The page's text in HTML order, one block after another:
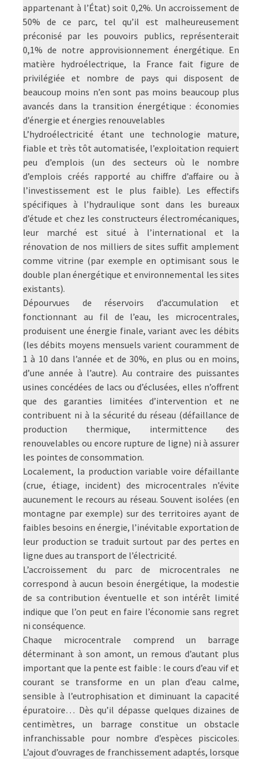
appartenant à l’État) soit 0,2%. Un accroissement de
50% de ce parc, tel qu’il est malheureusement
préconisé par les pouvoirs publics, représenterait
0,1% de notre approvisionnement énergétique. En
matière hydroélectrique, la France fait figure de
privilégiée et nombre de pays qui disposent de
beaucoup moins n’en sont pas moins beaucoup plus
avancés dans la transition énergétique : économies
d’énergie et énergies renouvelables
L’hydroélectricité étant une technologie mature,
fiable et très tôt automatisée, l’exploitation requiert
peu d’emplois (un des secteurs où le nombre
d’emplois créés rapporté au chiffre d’affaire ou à
l’investissement est le plus faible). Les effectifs
spécifiques à l’hydraulique sont dans les bureaux
d’étude et chez les constructeurs électromécaniques,
leur marché est situé à l’international et la
rénovation de nos milliers de sites suffit amplement
comme vitrine (par exemple en optimisant sous le
double plan énergétique et environnemental les sites
existants).
Dépourvues de réservoirs d’accumulation et
fonctionnant au fil de l’eau, les microcentrales,
produisent une énergie finale, variant avec les débits
(les débits moyens mensuels varient couramment de
1 à 10 dans l’année et de 30%, en plus ou en moins,
d’une année à l’autre). Au contraire des puissantes
usines concédées de lacs ou d’éclusées, elles n’offrent
que des garanties limitées d’intervention et ne
contribuent ni à la sécurité du réseau (défaillance de
production thermique, intermittence des
renouvelables ou encore rupture de ligne) ni à assurer
les pointes de consommation.
Localement, la production variable voire défaillante
(crue, étiage, incident) des microcentrales n’évite
aucunement le recours au réseau. Souvent isolées (en
montagne par exemple) sur des territoires ayant de
faibles besoins en énergie, l’inévitable exportation de
leur production se traduit surtout par des pertes en
ligne dues au transport de l’électricité.
L’accroissement du parc de microcentrales ne
correspond à aucun besoin énergétique, la modestie
de sa contribution éventuelle et son intérêt limité
indique que l’on peut en faire l’économie sans regret
ni conséquence.
Chaque microcentrale comprend un barrage
déterminant à son amont, un remous d’autant plus
important que la pente est faible : le cours d’eau vif et
courant se transforme en un plan d’eau calme,
sensible à l’eutrophisation et diminuant la capacité
épuratoire… Dès qu’il dépasse quelques dizaines de
centimètres, un barrage constitue un obstacle
infranchissable pour nombre d’espèces piscicoles.
L’ajout d’ouvrages de franchissement adaptés, lorsque